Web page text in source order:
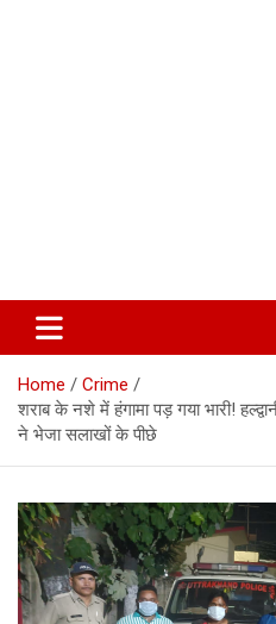
Corbett Halchal
Home
Crime
शराब के नशे में हंगामा पड़ गया भारी!
ने भेजा सलाखों के पीछे